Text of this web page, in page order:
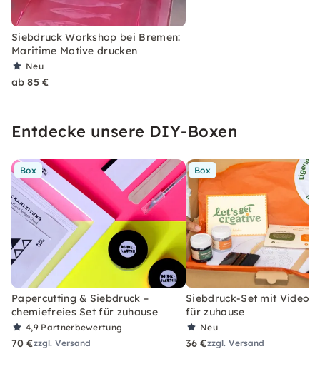
Siebdruck Workshop bei Bremen:
Maritime Motive drucken
Neu
ab 85 €
Entdecke unsere DIY-Boxen
Box
Papercutting & Siebdruck –
chemiefreies Set für zuhause
4,9 Partnerbewertung
70 €zzgl. Versand
Box
Siebdruck-Set mit
für zuhause
Neu
36 €zzgl. Versand